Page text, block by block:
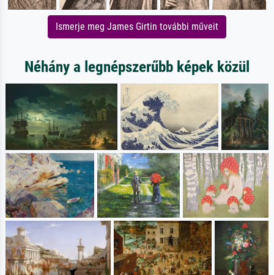
Ismerje meg James Girtin további műveit
Néhány a legnépszerűbb képek közül